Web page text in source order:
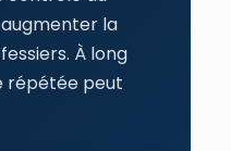
la
À long
répétée peut